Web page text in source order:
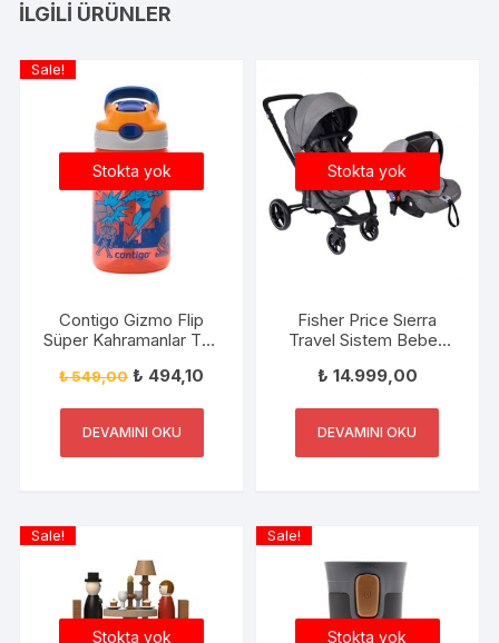
İLGILI ÜRÜNLER
Stokta yok
Sale!
Contigo Gizmo Flip
Süper Kahramanlar Tek
Su Matarası 420ml
₺549,00 ₺ 494,10
DEVAMINI OKU
Stokta yok
Fisher Price Sıerra
Travel Sistem Bebek
BST020 V-1 GRİ
₺ 14.999,00
DEVAMINI OKU
Stokta yok
Sale!
Stokta yok
Sale!